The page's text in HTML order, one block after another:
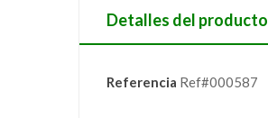
Detalles del producto
Referencia Ref#000587